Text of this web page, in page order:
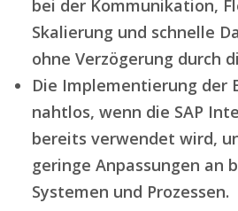
bei der Kommunikation,
Skalierung und schnelle
ohne Verzögerung durch
Die Implementierung der
nahtlos, wenn die SAP
bereits verwendet wird,
geringe Anpassungen an
Systemen und Prozessen.